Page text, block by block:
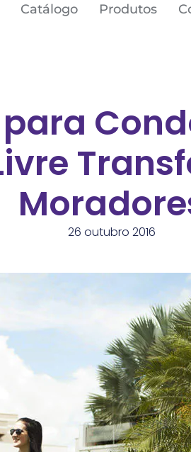
Catálogo Produtos
26 outubro 2016